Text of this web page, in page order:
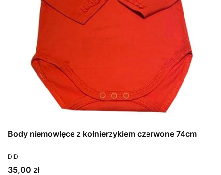
Body niemowlęce z kołnierzykiem czerwone 74cm
PRODUCENT
DID
Cena
35,00 zł